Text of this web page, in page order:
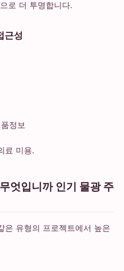
로 더 투명합니다.
근성
정보
료 미용.
엇입니까 인기 물광 주
은 유형의 프로젝트에서 높은